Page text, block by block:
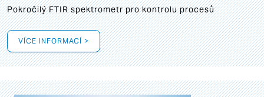
Pokročilý FTIR spektrometr pro kontrolu procesů
VÍCE INFORMACÍ >